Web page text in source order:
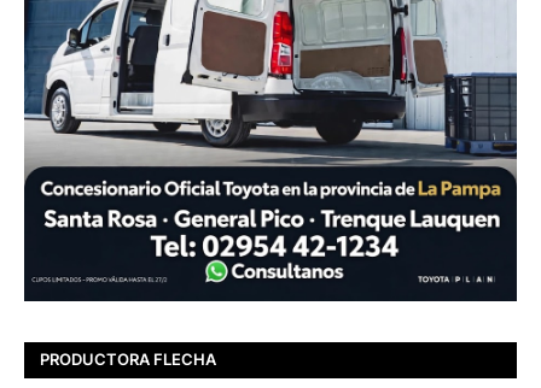
PRODUCTORA FLECHA